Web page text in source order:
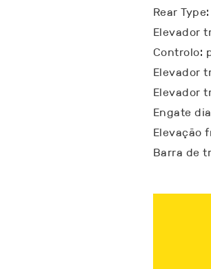
Rear Type:
Elevador
Controlo:
Elevador
Elevador
Engate
Elevação
Barra de